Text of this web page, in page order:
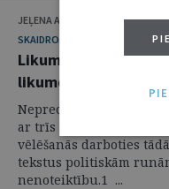
JEĻENA ALFEJEVA, VALDIS
SKAIDROJUMI. VIEDOKĻI
Likums jāpiemēro
likumdevējs
Neprecizitāte vai
ar trīs iemesliem:
vēlēšanās darboties
tekstus politiskām
nenoteiktību.1 ...